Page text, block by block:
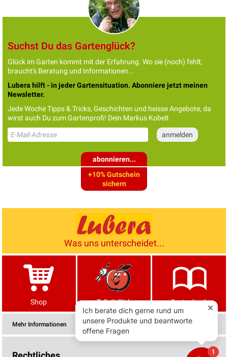
Suchst Du das Gartenglück?
Glück im Garten kommt mit der Erfahrung. Wo sie (noch) fehlt,
braucht's Beratung und Informationen...
Lubera hilft - in jeder Gartensituation. Abonniere jetzt meinen
Newsletter.
Jede Woche Tipps & Tricks, Geschichten und heisse Angebote, da
wirst auch Du zum Gartenprofi! Dein Markus Kobelt
abonnieren...
+10% Gutschein
sichern
Was uns unterscheidet...
Shop Tells® Club Gartenbuch
Mehr Informationen